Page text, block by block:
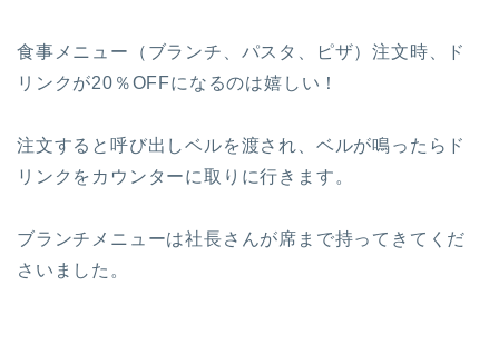
食事メニュー（ブランチ、パスタ、ピザ）注文時、ド
リンクが20％OFFになるのは嬉しい！
注文すると呼び出しベルを渡され、ベルが鳴ったらド
リンクをカウンターに取りに行きます。
ブランチメニューは社長さんが席まで持ってきてくだ
さいました。